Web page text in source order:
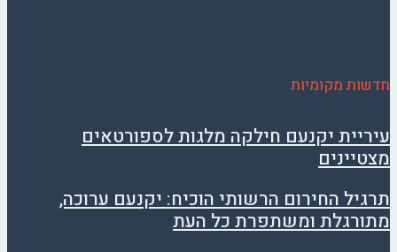
חדשות מקומיות
עיריית יקנעם חילקה מלגות לספורטאים
מצטיינים
תרגיל החירום הרשותי הוכיח: יקנעם ערוכה,
מתורגלת ומשתפרת כל העת